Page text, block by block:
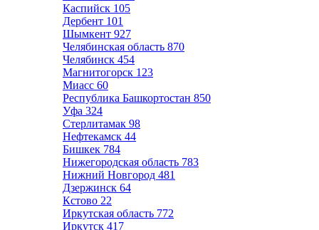
Каспийск 105
Дербент 101
Шымкент 927
Челябинская область 870
Челябинск 454
Магнитогорск 123
Миасс 60
Республика Башкортостан 850
Уфа 324
Стерлитамак 98
Нефтекамск 44
Бишкек 784
Нижегородская область 783
Нижний Новгород 481
Дзержинск 64
Кстово 22
Иркутская область 772
Иркутск 417